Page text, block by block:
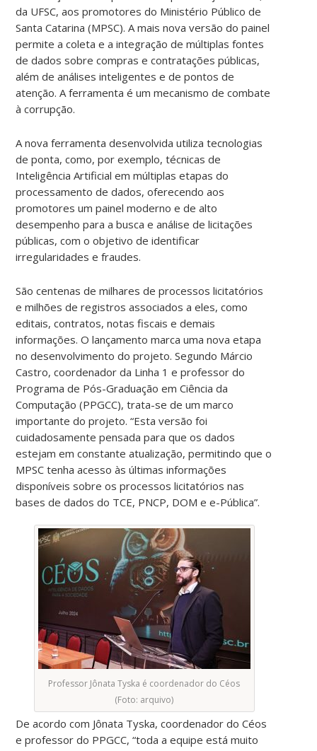
da UFSC, aos promotores do Ministério Público de
Santa Catarina (MPSC). A mais nova versão do painel
permite a coleta e a integração de múltiplas fontes
de dados sobre compras e contratações públicas,
além de análises inteligentes e de pontos de
atenção. A ferramenta é um mecanismo de combate
à corrupção.
A nova ferramenta desenvolvida utiliza tecnologias
de ponta, como, por exemplo, técnicas de
Inteligência Artificial em múltiplas etapas do
processamento de dados, oferecendo aos
promotores um painel moderno e de alto
desempenho para a busca e análise de licitações
públicas, com o objetivo de identificar
irregularidades e fraudes.
São centenas de milhares de processos licitatórios
e milhões de registros associados a eles, como
editais, contratos, notas fiscais e demais
informações. O lançamento marca uma nova etapa
no desenvolvimento do projeto. Segundo Márcio
Castro, coordenador da Linha 1 e professor do
Programa de Pós-Graduação em Ciência da
Computação (PPGCC), trata-se de um marco
importante do projeto. “Esta versão foi
cuidadosamente pensada para que os dados
estejam em constante atualização, permitindo que o
MPSC tenha acesso às últimas informações
disponíveis sobre os processos licitatórios nas
bases de dados do TCE, PNCP, DOM e e-Pública”.
Professor Jônata Tyska é coordenador do Céos
(Foto: arquivo)
De acordo com Jônata Tyska, coordenador do Céos
e professor do PPGCC, “toda a equipe está muito